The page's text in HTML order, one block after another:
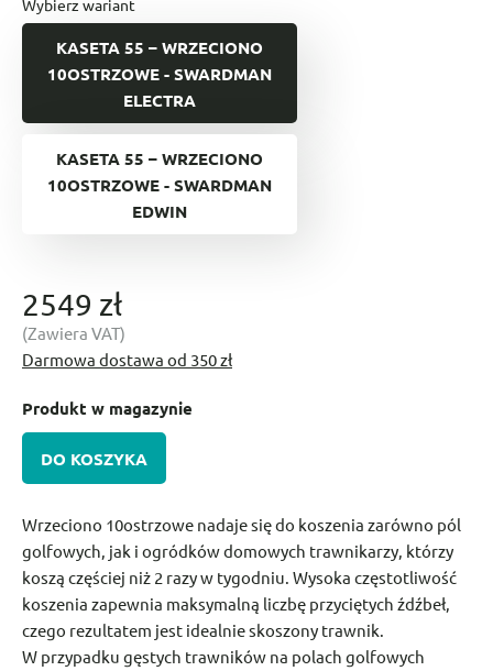
Wybierz wariant
KASETA 55 – WRZECIONO
10OSTRZOWE - SWARDMAN
ELECTRA
KASETA 55 – WRZECIONO
10OSTRZOWE - SWARDMAN
EDWIN
2549 zł
(Zawiera VAT)
Darmowa dostawa od 350 zł
Produkt w magazynie
DO KOSZYKA
Wrzeciono 10ostrzowe nadaje się do koszenia zarówno pól
golfowych, jak i ogródków domowych trawnikarzy, którzy
koszą częściej niż 2 razy w tygodniu. Wysoka częstotliwość
koszenia zapewnia maksymalną liczbę przyciętych źdźbeł,
czego rezultatem jest idealnie skoszony trawnik.
W przypadku gęstych trawników na polach golfowych